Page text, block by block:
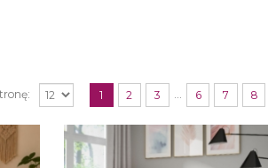
1 2 3 … 6 7 8